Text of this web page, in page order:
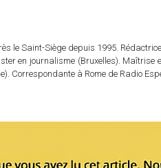
le Saint-Siège depuis 1995.
en journalisme (Bruxelles).
Correspondante à Rome de Radio